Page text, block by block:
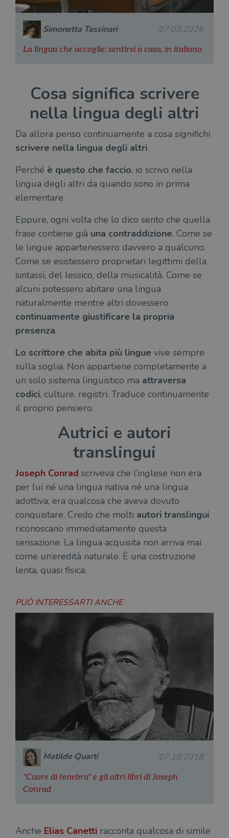
Simonetta Tassinari 07.03.2026
La lingua che accoglie: sentirsi a casa, in italiano
Cosa significa scrivere
nella lingua degli altri
Da allora penso continuamente a cosa significhi
scrivere nella lingua degli altri.
Perché è questo che faccio, io scrivo nella
lingua degli altri da quando sono in prima
elementare.
Eppure, ogni volta che lo dico sento che quella
frase contiene già una contraddizione. Come se
le lingue appartenessero davvero a qualcuno.
Come se esistessero proprietari legittimi della
sintassi, del lessico, della musicalità. Come se
alcuni potessero abitare una lingua
naturalmente mentre altri dovessero
continuamente giustificare la propria
presenza.
Lo scrittore che abita più lingue vive sempre
sulla soglia. Non appartiene completamente a
un solo sistema linguistico ma attraversa
codici, culture, registri. Traduce continuamente
il proprio pensiero.
Autrici e autori
translingui
Joseph Conrad scriveva che l’inglese non era
per lui né una lingua nativa né una lingua
adottiva, era qualcosa che aveva dovuto
conquistare. Credo che molti autori translingui
riconoscano immediatamente questa
sensazione. La lingua acquisita non arriva mai
come un’eredità naturale. È una costruzione
lenta, quasi fisica.
PUÒ INTERESSARTI ANCHE
Matilde Quarti 07.10.2018
"Cuore di tenebra" e gli altri libri di Joseph
Conrad
Anche Elias Canetti racconta qualcosa di simile